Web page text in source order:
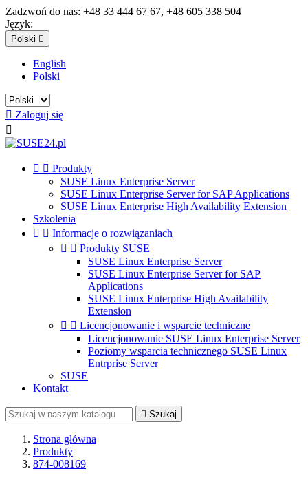
Zadzwoń do nas: +48 33 444 67 67, +48 605 338 504
Język:
Polski 
English
Polski
 Zaloguj się

  Produkty
SUSE Linux Enterprise Server
SUSE Linux Enterprise Server for SAP Applications
SUSE Linux Enterprise High Availability Extension
Szkolenia
  Informacje o rozwiązaniach
  Produkty SUSE
SUSE Linux Enterprise Server
SUSE Linux Enterprise Server for SAP
Applications
SUSE Linux Enterprise High Availability
Extension
  Licencjonowanie i wsparcie techniczne
Licencjonowanie SUSE Linux Enterprise Server
Poziomy wsparcia technicznego SUSE Linux
Entrprise Server
SUSE
Kontakt
 Szukaj
Strona główna
Produkty
874-008169